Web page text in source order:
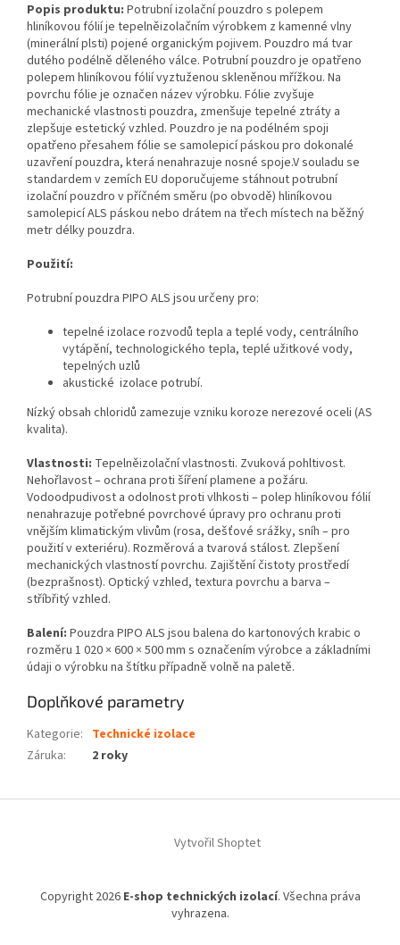
Popis produktu: Potrubní izolační pouzdro s polepem
hliníkovou fólií je tepelněizolačním výrobkem z kamenné vlny
(minerální plsti) pojené organickým pojivem. Pouzdro má tvar
dutého podélně děleného válce. Potrubní pouzdro je opatřeno
polepem hliníkovou fólií vyztuženou skleněnou mřížkou. Na
povrchu fólie je označen název výrobku. Fólie zvyšuje
mechanické vlastnosti pouzdra, zmenšuje tepelné ztráty a
zlepšuje estetický vzhled. Pouzdro je na podélném spoji
opatřeno přesahem fólie se samolepicí páskou pro dokonalé
uzavření pouzdra, která nenahrazuje nosné spoje.V souladu se
standardem v zemích EU doporučujeme stáhnout potrubní
izolační pouzdro v příčném směru (po obvodě) hliníkovou
samolepicí ALS páskou nebo drátem na třech místech na běžný
metr délky pouzdra.
Použití:
Potrubní pouzdra PIPO ALS jsou určeny pro:
tepelné izolace rozvodů tepla a teplé vody, centrálního
vytápění, technologického tepla, teplé užitkové vody,
tepelných uzlů
akustické izolace potrubí.
Nízký obsah chloridů zamezuje vzniku koroze nerezové oceli (AS
kvalita).
Vlastnosti: Tepelněizolační vlastnosti. Zvuková pohltivost.
Nehořlavost – ochrana proti šíření plamene a požáru.
Vodoodpudivost a odolnost proti vlhkosti – polep hliníkovou fólií
nenahrazuje potřebné povrchové úpravy pro ochranu proti
vnějším klimatickým vlivům (rosa, dešťové srážky, sníh – pro
použití v exteriéru). Rozměrová a tvarová stálost. Zlepšení
mechanických vlastností povrchu. Zajištění čistoty prostředí
(bezprašnost). Optický vzhled, textura povrchu a barva –
stříbřitý vzhled.
Balení: Pouzdra PIPO ALS jsou balena do kartonových krabic o
rozměru 1 020 × 600 × 500 mm s označením výrobce a základními
údaji o výrobku na štítku případně volně na paletě.
Doplňkové parametry
Kategorie: Technické izolace
Záruka: 2 roky
Vytvořil Shoptet
Copyright 2026 E-shop technických izolací. Všechna práva
vyhrazena.